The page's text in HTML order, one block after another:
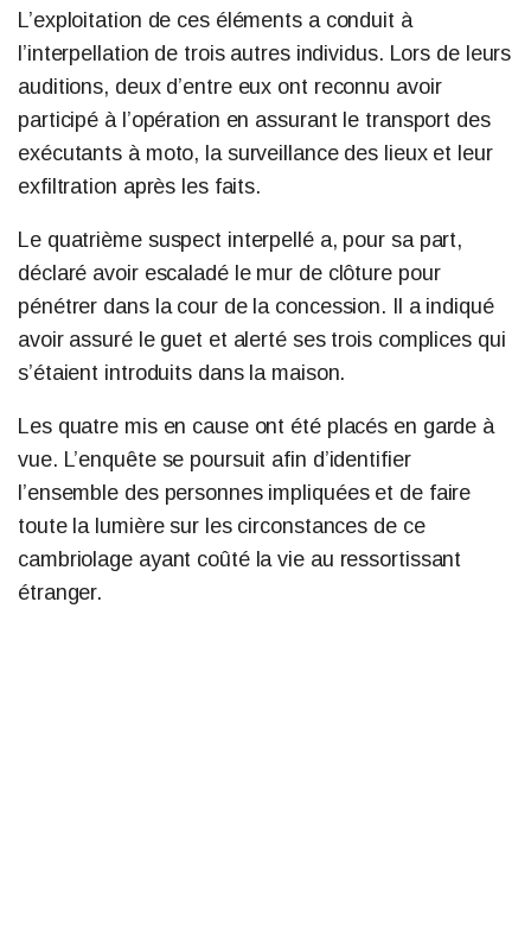
L’exploitation de ces éléments a conduit à
l’interpellation de trois autres individus. Lors de leurs
auditions, deux d’entre eux ont reconnu avoir
participé à l’opération en assurant le transport des
exécutants à moto, la surveillance des lieux et leur
exfiltration après les faits.
Le quatrième suspect interpellé a, pour sa part,
déclaré avoir escaladé le mur de clôture pour
pénétrer dans la cour de la concession. Il a indiqué
avoir assuré le guet et alerté ses trois complices qui
s’étaient introduits dans la maison.
Les quatre mis en cause ont été placés en garde à
vue. L’enquête se poursuit afin d’identifier
l’ensemble des personnes impliquées et de faire
toute la lumière sur les circonstances de ce
cambriolage ayant coûté la vie au ressortissant
étranger.